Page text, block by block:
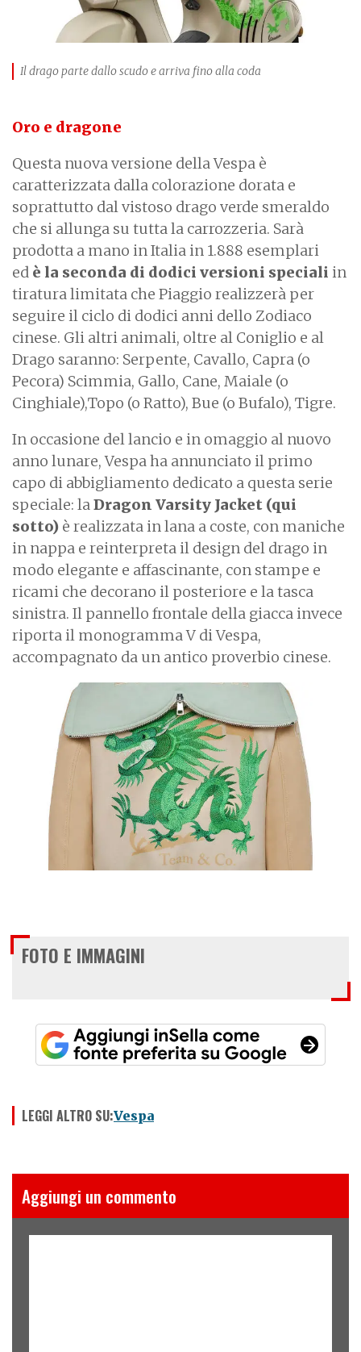
Il drago parte dallo scudo e arriva fino alla coda
Oro e dragone
Questa nuova versione della Vespa è
caratterizzata dalla colorazione dorata e
soprattutto dal vistoso drago verde smeraldo
che si allunga su tutta la carrozzeria. Sarà
prodotta a mano in Italia in 1.888 esemplari
ed è la seconda di dodici versioni speciali in
tiratura limitata che Piaggio realizzerà per
seguire il ciclo di dodici anni dello Zodiaco
cinese. Gli altri animali, oltre al Coniglio e al
Drago saranno: Serpente, Cavallo, Capra (o
Pecora) Scimmia, Gallo, Cane, Maiale (o
Cinghiale),Topo (o Ratto), Bue (o Bufalo), Tigre.
In occasione del lancio e in omaggio al nuovo
anno lunare, Vespa ha annunciato il primo
capo di abbigliamento dedicato a questa serie
speciale: laDragon Varsity Jacket (qui
sotto) è realizzata in lana a coste, con maniche
in nappa e reinterpreta il design del drago in
modo elegante e affascinante, con stampe e
ricami che decorano il posteriore e la tasca
sinistra. Il pannello frontale della giacca invece
riporta il monogramma V di Vespa,
accompagnato da un antico proverbio cinese.
FOTO E IMMAGINI
LEGGI ALTRO SU:Vespa
Aggiungi un commento